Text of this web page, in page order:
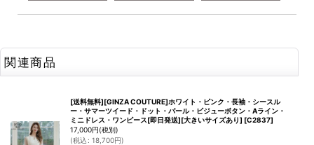
関連商品
[送料無料][GINZA COUTURE]ホワイト・ピンク・長袖・シースル
ー・サマーツイード・ドット・パール・ビジューボタン・Aライン・
ミニドレス・ワンピース[即日発送][大きいサイズあり] [C2837]
17,000円(税別)
(税込 : 18,700円)